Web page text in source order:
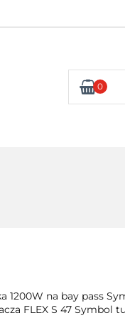
0
KLIENCI
1200W na bay pass
FLEX S 47 Symbol